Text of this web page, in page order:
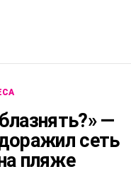
—
сеть
пляже